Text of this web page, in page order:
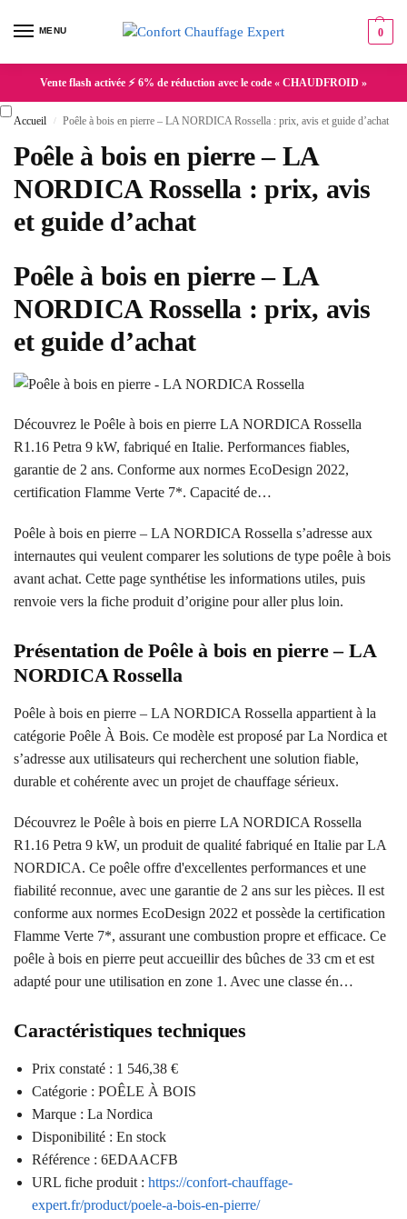
MENU 0
Vente flash activée ⚡ 6% de réduction avec le code « CHAUDFROID »
Accueil / Poêle à bois en pierre – LA NORDICA Rossella : prix, avis et guide d’achat
Poêle à bois en pierre – LA
NORDICA Rossella : prix, avis
et guide d’achat
Poêle à bois en pierre – LA
NORDICA Rossella : prix, avis
et guide d’achat
Découvrez le Poêle à bois en pierre LA NORDICA Rossella
R1.16 Petra 9 kW, fabriqué en Italie. Performances fiables,
garantie de 2 ans. Conforme aux normes EcoDesign 2022,
certification Flamme Verte 7*. Capacité de…
Poêle à bois en pierre – LA NORDICA Rossella s’adresse aux
internautes qui veulent comparer les solutions de type poêle à bois
avant achat. Cette page synthétise les informations utiles, puis
renvoie vers la fiche produit d’origine pour aller plus loin.
Présentation de Poêle à bois en pierre – LA
NORDICA Rossella
Poêle à bois en pierre – LA NORDICA Rossella appartient à la
catégorie Poêle À Bois. Ce modèle est proposé par La Nordica et
s’adresse aux utilisateurs qui recherchent une solution fiable,
durable et cohérente avec un projet de chauffage sérieux.
Découvrez le Poêle à bois en pierre LA NORDICA Rossella
R1.16 Petra 9 kW, un produit de qualité fabriqué en Italie par LA
NORDICA. Ce poêle offre d'excellentes performances et une
fiabilité reconnue, avec une garantie de 2 ans sur les pièces. Il est
conforme aux normes EcoDesign 2022 et possède la certification
Flamme Verte 7*, assurant une combustion propre et efficace. Ce
poêle à bois en pierre peut accueillir des bûches de 33 cm et est
adapté pour une utilisation en zone 1. Avec une classe én…
Caractéristiques techniques
Prix constaté : 1 546,38 €
Catégorie : POÊLE À BOIS
Marque : La Nordica
Disponibilité : En stock
Référence : 6EDAACFB
URL fiche produit : https://confort-chauffage-
expert.fr/product/poele-a-bois-en-pierre/